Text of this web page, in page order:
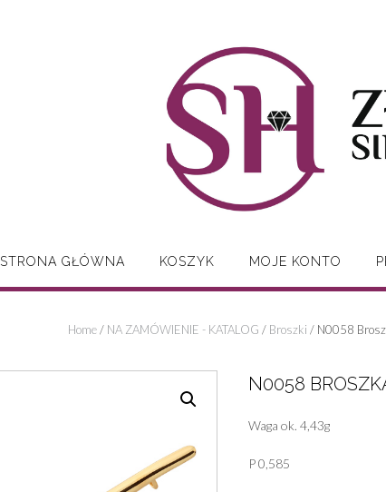
STRONA GŁÓWNA KOSZYK MOJE KONTO
Home/ NA ZAMÓWIENIE - KATALOG / Broszki / N0058
N0058
Waga ok. 4,43g
P 0,585